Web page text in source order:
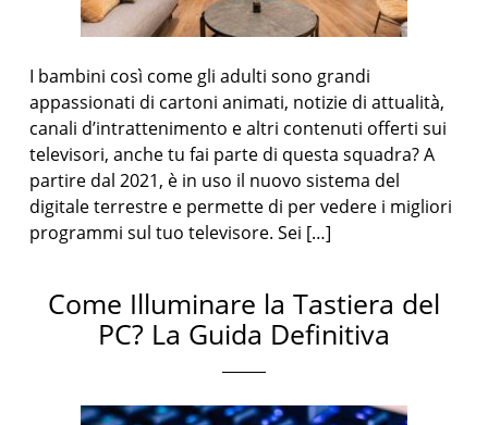
I bambini così come gli adulti sono grandi
appassionati di cartoni animati, notizie di attualità,
canali d’intrattenimento e altri contenuti offerti sui
televisori, anche tu fai parte di questa squadra? A
partire dal 2021, è in uso il nuovo sistema del
digitale terrestre e permette di per vedere i migliori
programmi sul tuo televisore. Sei […]
Come Illuminare la Tastiera del
PC? La Guida Definitiva